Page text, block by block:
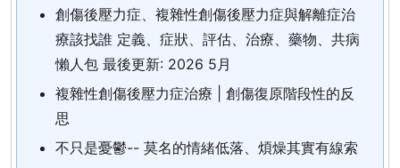
創傷後壓力症、複雜性創傷後壓力症與解離症治
療該找誰 定義、症狀、評估、治療、藥物、共病
懶人包 最後更新: 2026 5月
複雜性創傷後壓力症治療 | 創傷復原階段性的反
思
不只是憂鬱-- 莫名的情緒低落、煩燥其實有線索